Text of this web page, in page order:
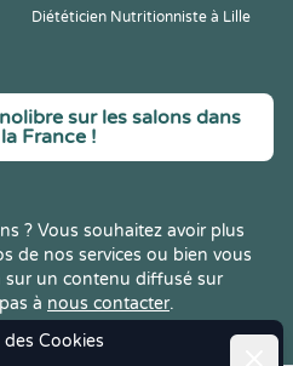
Cookies
Diététicien Nutritionniste à Lille
sur les salons dans
France !
? Vous souhaitez avoir plus
de nos services ou bien vous
sur un contenu diffusé sur
à nous contacter.